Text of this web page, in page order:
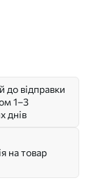
до відправки
1–3
днів
на товар